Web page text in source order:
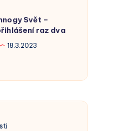
Svět –
raz dva
18.3.2023